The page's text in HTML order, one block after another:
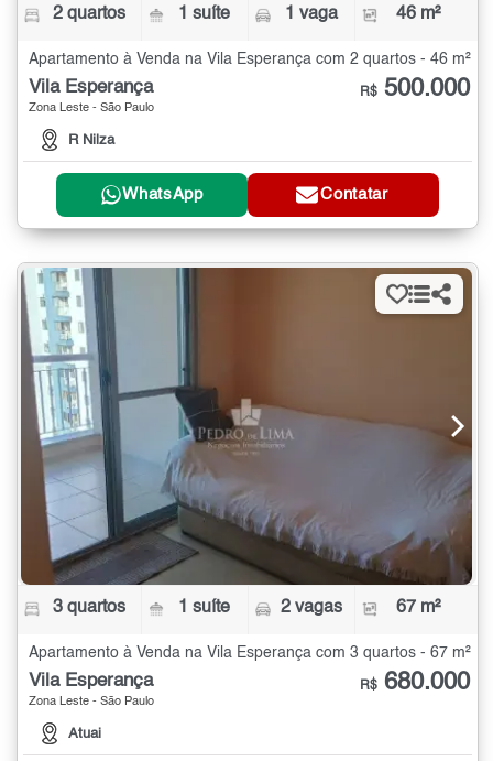
2 quartos 1 suíte 1 vaga 46 m²
Apartamento à Venda na Vila Esperança com 2 quartos - 46 m²
Vila Esperança
Zona Leste - São Paulo
R Nilza
R$ 500.000
WhatsApp Contatar
3 quartos 1 suíte 2 vagas 67 m²
Apartamento à Venda na Vila Esperança com 3 quartos - 67 m²
Vila Esperança
Zona Leste - São Paulo
Atuai
R$ 680.000